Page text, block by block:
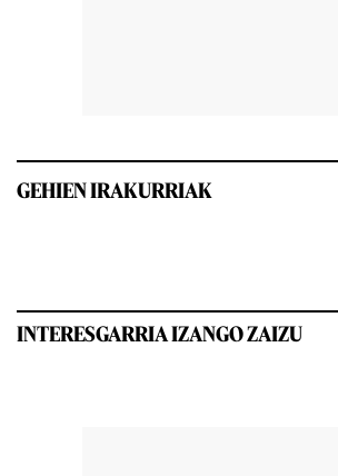
GEHIEN IRAKURRIAK
INTERESGARRIA IZANGO ZAIZU